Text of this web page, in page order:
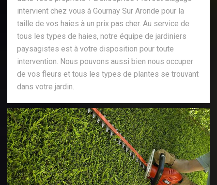
intervient chez vous à Gournay Sur Aronde pour la
taille de vos haies à un prix pas cher. Au service de
tous les types de haies, notre équipe de jardiniers
paysagistes est à votre disposition pour toute
intervention. Nous pouvons aussi bien nous occuper
de vos fleurs et tous les types de plantes se trouvant
dans votre jardin.